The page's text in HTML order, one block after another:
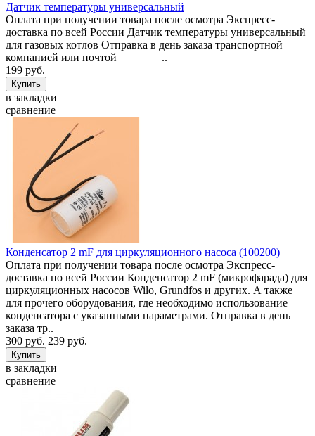
Датчик температуры универсальный
Оплата при получении товара после осмотра Экспресс-
доставка по всей России Датчик температуры универсальный
для газовых котлов Отправка в день заказа транспортной
компанией или почтой ..
199 руб.
в закладки
сравнение
Конденсатор 2 mF для циркуляционного насоса (100200)
Оплата при получении товара после осмотра Экспресс-
доставка по всей России Конденсатор 2 mF (микрофарада) для
циркуляционных насосов Wilo, Grundfos и других. А также
для прочего оборудования, где необходимо использование
конденсатора с указанными параметрами. Отправка в день
заказа тр..
300 руб. 239 руб.
в закладки
сравнение